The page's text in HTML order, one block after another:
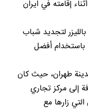
إقامته في ايران
لتجديد شباب
باستخدام أفضل
مدينة طهران، حيث كان
إلى مركز تجاري
زارها مع